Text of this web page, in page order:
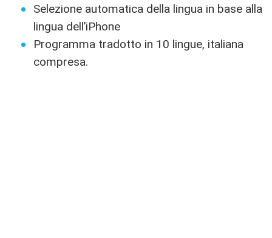
Selezione automatica della lingua in base alla
lingua dell’iPhone
Programma tradotto in 10 lingue, italiana
compresa.